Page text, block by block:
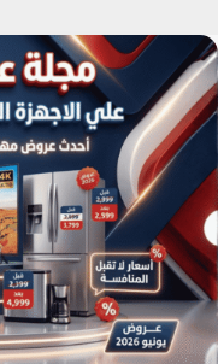
مراجعة
وتحليل
لأسعار
مجلة
عروض
كارفور
يونيه
2026
في
السوق